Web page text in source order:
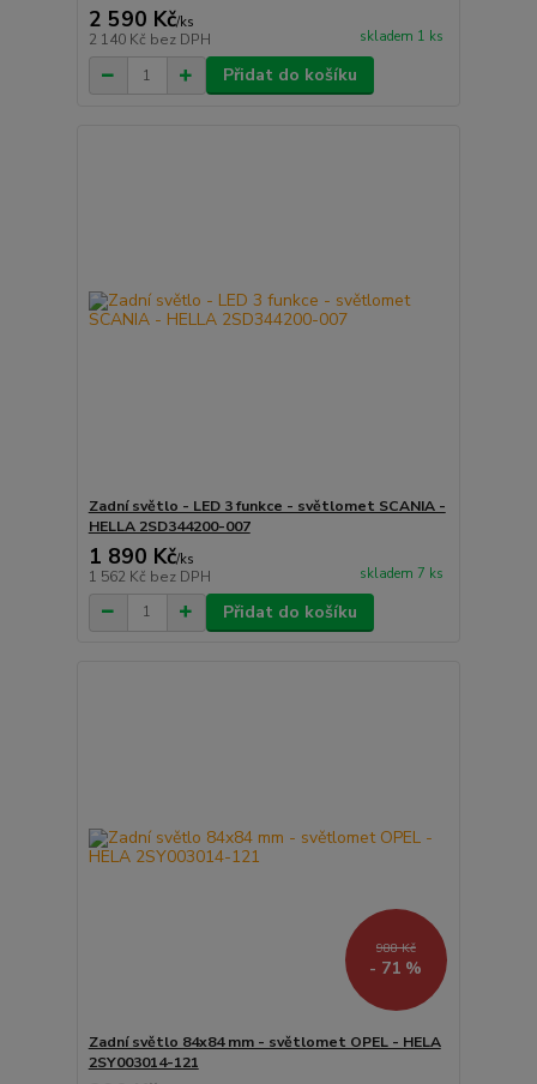
2 590 Kč/ks
2 140 Kč bez DPH skladem 1 ks
Přidat do košíku
Zadní světlo - LED 3 funkce - světlomet SCANIA -
HELLA 2SD344200-007
1 890 Kč/ks
1 562 Kč bez DPH skladem 7 ks
Přidat do košíku
988 Kč
- 71 %
Zadní světlo 84x84 mm - světlomet OPEL - HELA
2SY003014-121